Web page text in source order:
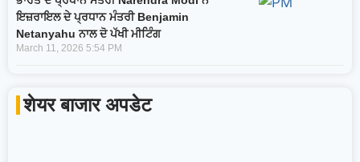
ਇਜ਼ਰਾਇਲ ਦੇ ਪ੍ਰਧਾਨ ਮੰਤਰੀ Benjamin
Netanyahu ਨਾਲ ਦੋ ਪੱਖੀ ਮੀਟਿੰਗ
March 11, 2026 5:54 PM
शेयर बाजार अपडेट